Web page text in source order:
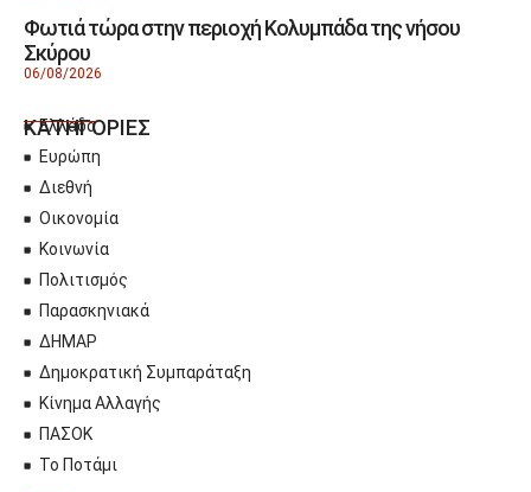
Φωτιά τώρα στην περιοχή Κολυμπάδα της νήσου
Σκύρου
06/08/2026
ΚΑΤΗΓΟΡΙΕΣ
Ελλάδα
Ευρώπη
Διεθνή
Οικονομία
Κοινωνία
Πολιτισμός
Παρασκηνιακά
ΔΗΜΑΡ
Δημοκρατική Συμπαράταξη
Κίνημα Αλλαγής
ΠΑΣΟΚ
Το Ποτάμι